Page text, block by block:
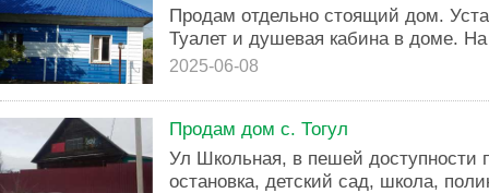
Продам отдельно стоящий дом.
Туалет и душевая кабина в доме.
2025-06-08
Продам дом с. Тогул
Ул Школьная, в пешей доступности
остановка, детский сад, школа,